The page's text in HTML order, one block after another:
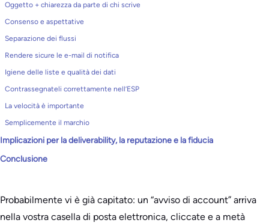
Oggetto + chiarezza da parte di chi scrive
Consenso e aspettative
Separazione dei flussi
Rendere sicure le e-mail di notifica
Igiene delle liste e qualità dei dati
Contrassegnateli correttamente nell’ESP
La velocità è importante
Semplicemente il marchio
Implicazioni per la deliverability, la reputazione e la fiducia
Conclusione
Probabilmente vi è già capitato: un “avviso di account” arriva
nella vostra casella di posta elettronica, cliccate e a metà